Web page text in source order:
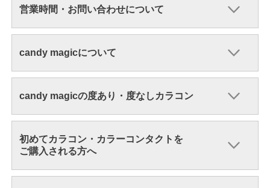
営業時間・お問い合わせについて
candy magicについて
candy magicの度あり・度なしカラコン
初めてカラコン・カラーコンタクトを
ご購入される方へ